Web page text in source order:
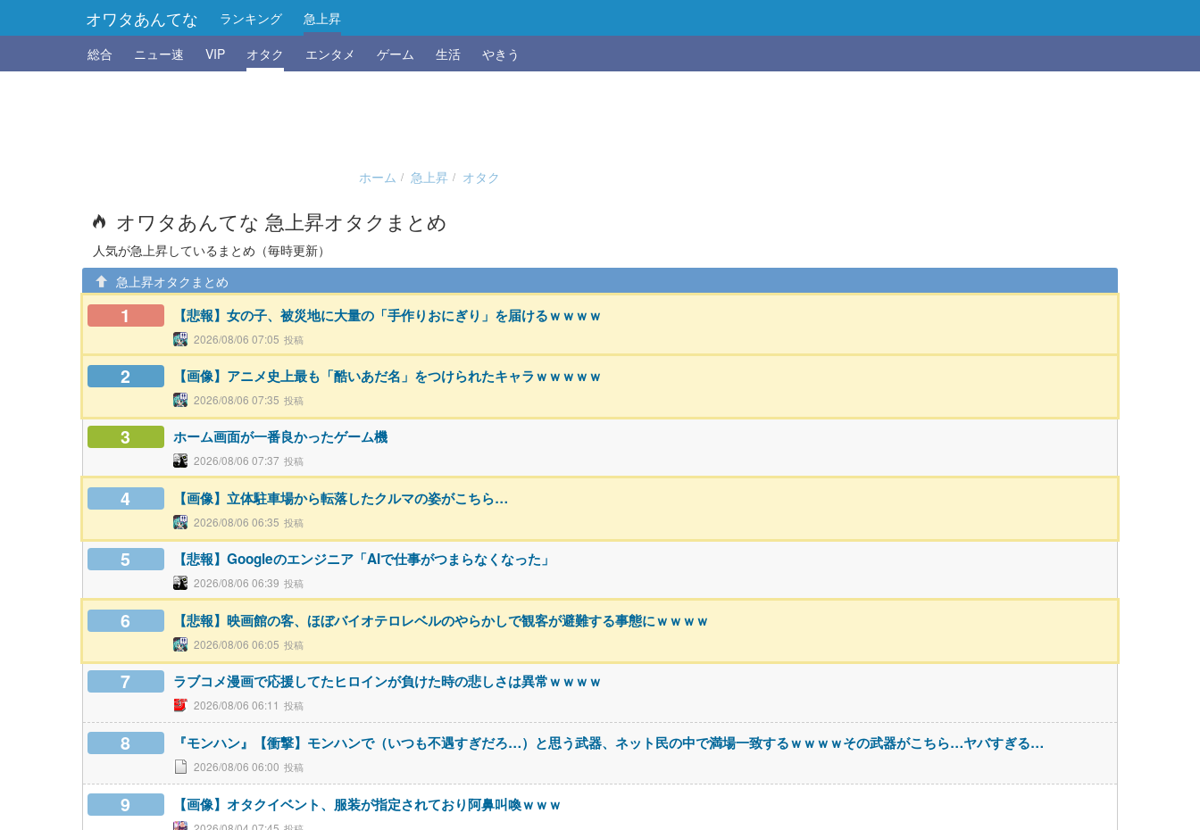
オワタあんてな ランキング
急上昇
総合
ニュー速 VIP オタク エンタメ ゲーム 生活 やきう
ホーム 急上昇 オタク
オワタあんてな 急上昇オタクまとめ
人気が急上昇しているまとめ（毎時更新）
急上昇オタクまとめ
1 【悲報】女の子、被災地に大量の「手作りおにぎり」を届けるｗｗｗｗ
2026/08/06 07:05
2 【画像】アニメ史上最も「酷いあだ名」をつけられたキャラｗｗｗｗｗ
2026/08/06 07:35
3 ホーム画面が一番良かったゲーム機
2026/08/06 07:37
4 【画像】立体駐車場から転落したクルマの姿がこちら…
2026/08/06 06:35
5 【悲報】Googleのエンジニア「AIで仕事がつまらなくなった」
2026/08/06 06:39
6 【悲報】映画館の客、ほぼバイオテロレベルのやらかしで観客が避難する事態にｗｗｗｗ
2026/08/06 06:05
7 ラブコメ漫画で応援してたヒロインが負けた時の悲しさは異常ｗｗｗｗ
2026/08/06 06:11
8 『モンハン』【衝撃】モンハンで（いつも不遇すぎだろ…）と思う武器、ネット民の中で満場一致するｗｗｗｗその武器がこちら…ヤバすぎる…
2026/08/06 06:00
9 【画像】オタクイベント、服装が指定されており阿鼻叫喚ｗｗｗ